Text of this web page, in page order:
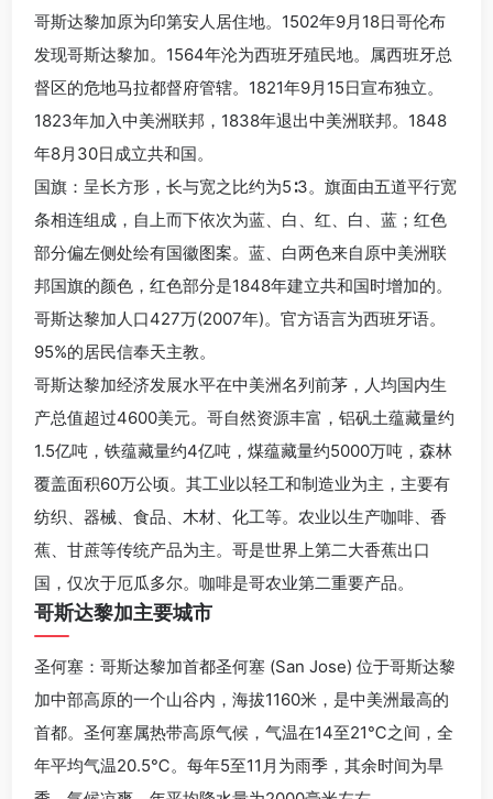
哥斯达黎加原为印第安人居住地。1502年9月18日哥伦布
发现哥斯达黎加。1564年沦为西班牙殖民地。属西班牙总
督区的危地马拉都督府管辖。1821年9月15日宣布独立。
1823年加入中美洲联邦，1838年退出中美洲联邦。1848
年8月30日成立共和国。
国旗：呈长方形，长与宽之比约为5∶3。旗面由五道平行宽
条相连组成，自上而下依次为蓝、白、红、白、蓝；红色
部分偏左侧处绘有国徽图案。蓝、白两色来自原中美洲联
邦国旗的颜色，红色部分是1848年建立共和国时增加的。
哥斯达黎加人口427万(2007年)。官方语言为西班牙语。
95%的居民信奉天主教。
哥斯达黎加经济发展水平在中美洲名列前茅，人均国内生
产总值超过4600美元。哥自然资源丰富，铝矾土蕴藏量约
1.5亿吨，铁蕴藏量约4亿吨，煤蕴藏量约5000万吨，森林
覆盖面积60万公顷。其工业以轻工和制造业为主，主要有
纺织、器械、食品、木材、化工等。农业以生产咖啡、香
蕉、甘蔗等传统产品为主。哥是世界上第二大香蕉出口
国，仅次于厄瓜多尔。咖啡是哥农业第二重要产品。
哥斯达黎加主要城市
圣何塞：哥斯达黎加首都圣何塞 (San Jose) 位于哥斯达黎
加中部高原的一个山谷内，海拔1160米，是中美洲最高的
首都。圣何塞属热带高原气候，气温在14至21℃之间，全
年平均气温20.5℃。每年5至11月为雨季，其余时间为旱